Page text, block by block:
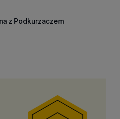
z Podkurzaczem